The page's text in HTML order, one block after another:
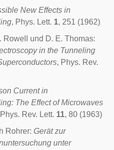
New Effects in
, Phys. Lett. 1, 251 (1962)
Rowell und D. E. Thomas:
in the Tunneling
, Phys. Rev.
Current in
The Effect of Microwaves
Rev. Lett. 11, 80 (1963)
Rohrer: Gerät zur
unter